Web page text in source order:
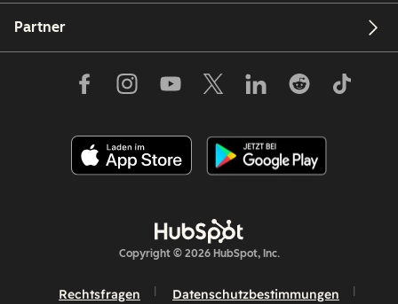
Partner
Copyright © 2026 HubSpot, Inc.
Rechtsfragen Datenschutzbestimmungen